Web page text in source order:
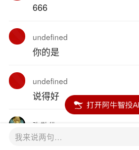
666
undefined
你的是
undefined
说得好
弥勒佛
8
我来说两句…